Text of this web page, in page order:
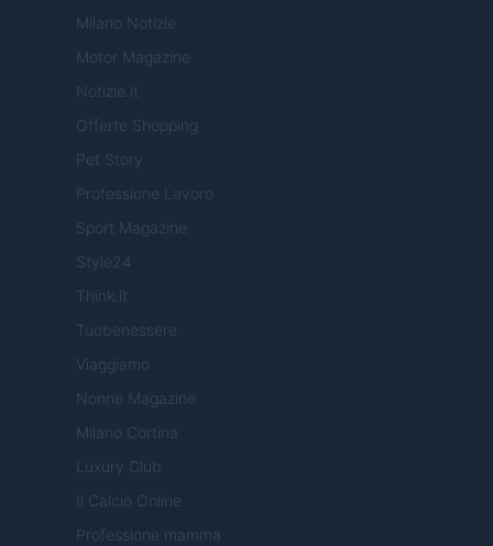
Milano Notizie
Motor Magazine
Notizie.it
Offerte Shopping
Pet Story
Professione Lavoro
Sport Magazine
Style24
Think.it
Tuobenessere
Viaggiamo
Nonne Magazine
Milano Cortina
Luxury Club
Il Calcio Online
Professione mamma